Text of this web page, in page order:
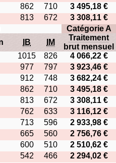
862 710
3 495,18 €
813 672
3 308,11 €
Catégorie A
IB IM
Traitement
brut mensuel
1015 826
4 066,22 €
977 797
3 923,46 €
912 748
3 682,24 €
862 710
3 495,18 €
813 672
3 308,11 €
762 633
3 116,12 €
713 596
2 933,98 €
665 560
2 756,76 €
600 510
2 510,62 €
542 466 2 294,02 €